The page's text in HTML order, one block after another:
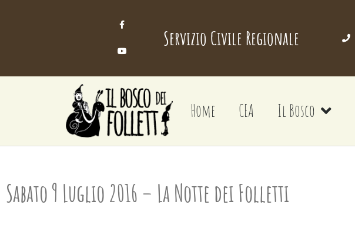
Servizio Civile Regionale
Home CEA Il Bosco
Sabato 9 Luglio 2016 – La Notte dei Folletti